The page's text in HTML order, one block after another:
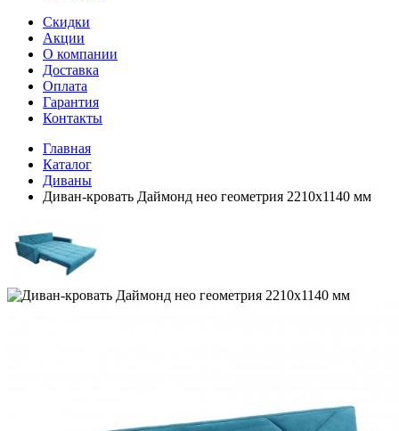
Скидки
Акции
О компании
Доставка
Оплата
Гарантия
Контакты
Главная
Каталог
Диваны
Диван-кровать Даймонд нео геометрия 2210х1140 мм